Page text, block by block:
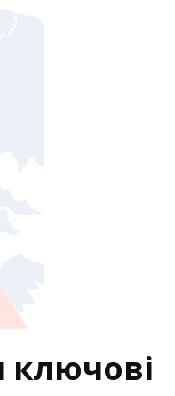
ключові